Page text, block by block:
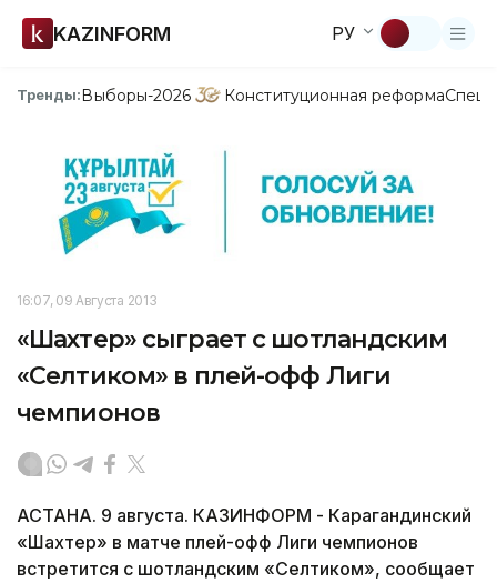
KAZINFORM РУ
Тренды:Выборы-2026 Конституционная реформа
16:07, 09 Августа 2013
«Шахтер» сыграет c шотландским
«Селтиком» в плей-офф Лиги
чемпионов
АСТАНА. 9 августа. КАЗИНФОРМ - Карагандинский
«Шахтер» в матче плей-офф Лиги чемпионов
встретится с шотландским «Селтиком», сообщает